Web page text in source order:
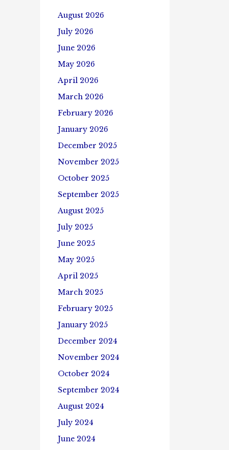
August 2026
July 2026
June 2026
May 2026
April 2026
March 2026
February 2026
January 2026
December 2025
November 2025
October 2025
September 2025
August 2025
July 2025
June 2025
May 2025
April 2025
March 2025
February 2025
January 2025
December 2024
November 2024
October 2024
September 2024
August 2024
July 2024
June 2024